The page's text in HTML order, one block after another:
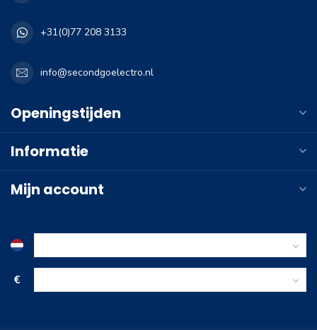
+31(0)77 208 3133
info@secondgoelectro.nl
Openingstijden
Informatie
Mijn account
€